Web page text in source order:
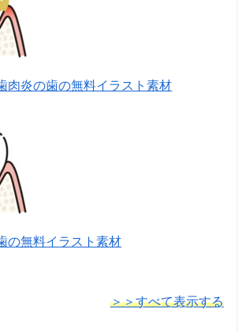
肉炎の歯の無料イラスト素材
の無料イラスト素材
＞＞すべて表示する